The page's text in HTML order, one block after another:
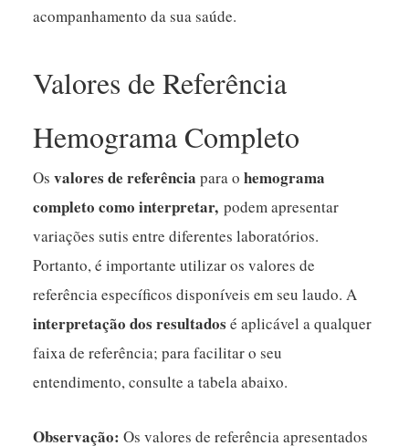
acompanhamento da sua saúde.
Valores de Referência
Hemograma Completo
Osvalores de referência para ohemograma
completo como interpretar, podem apresentar
variações sutis entre diferentes laboratórios.
Portanto, é importante utilizar os valores de
referência específicos disponíveis em seu laudo. A
interpretação dos resultados é aplicável a qualquer
faixa de referência; para facilitar o seu
entendimento, consulte a tabela abaixo.
Observação: Os valores de referência apresentados